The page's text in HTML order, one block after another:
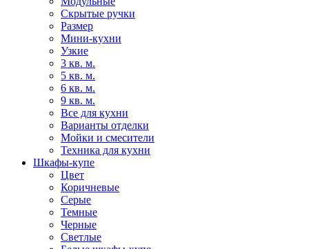
Скрытые ручки
Размер
Мини-кухни
Узкие
3 кв. м.
5 кв. м.
6 кв. м.
9 кв. м.
Все для кухни
Варианты отделки
Мойки и смесители
Техника для кухни
Шкафы-купе
Цвет
Коричневые
Серые
Темные
Черные
Светлые